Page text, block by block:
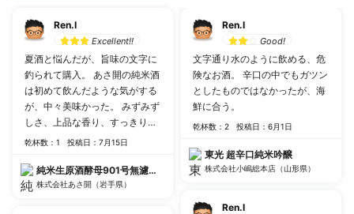
Ren.I
Excellent!!
夏酒と悩んだが、旨味の文字に
釣られて購入。 あさ開の純米酒
は初めて飲んだような気がする
が、中々美味かった。 みずみず
しさ、上品な香り、すっきりと
した味わいを売りとしている
甘さが自分好みで良かった。
乾杯数：1 投稿日：7月15日
純米生原酒酵母901号無濾過中汲み生原酒
株式会社あさ開（岩手県）
Ren.I
Good!
文字通り水のように飲める、危
険なお酒。 辛口の中でもガツン
としたものではなかったが、海
鮮に合う。
乾杯数：2 投稿日：6月1日
東光 超辛口純米吟醸
株式会社小嶋総本店（山形県）
Ren.I